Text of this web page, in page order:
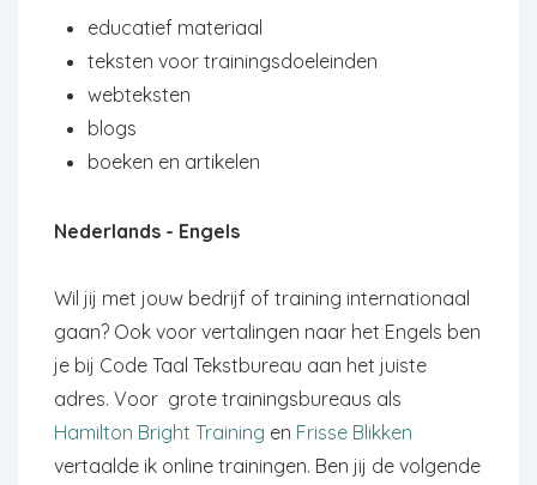
educatief materiaal
teksten voor trainingsdoeleinden
webteksten
blogs
boeken en artikelen
Nederlands - Engels
Wil jij met jouw bedrijf of training internationaal
gaan? Ook voor vertalingen naar het Engels ben
je bij Code Taal Tekstbureau aan het juiste
adres. Voor grote trainingsbureaus als
Hamilton Bright Training en Frisse Blikken
vertaalde ik online trainingen. Ben jij de volgende